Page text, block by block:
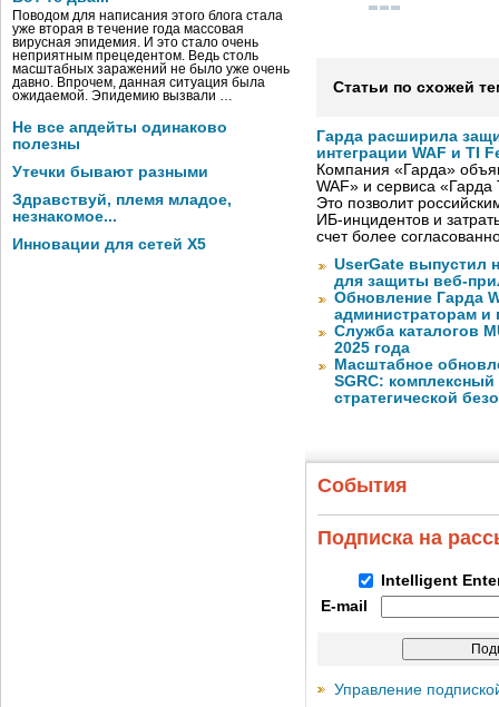
Поводом для написания этого блога стала
уже вторая в течение года массовая
вирусная эпидемия. И это стало очень
неприятным прецедентом. Ведь столь
масштабных заражений не было уже очень
давно. Впрочем, данная ситуация была
ожидаемой. Эпидемию вызвали …
Не все апдейты одинаково
полезны
Утечки бывают разными
Здравствуй, племя младое,
незнакомое...
Инновации для сетей X5
Статьи по схожей
Гарда расширила
интеграции WAF и TI
Компания «Гарда»
WAF» и сервиса
Это позволит
ИБ-инцидентов и
счет более
UserGate выпустил
для защиты веб-
Обновление Гарда
администраторам и
Служба каталогов
2025 года
Масштабное
SGRC:
стратегической
События
Подписка на
Intelligent
E-mail
Управление